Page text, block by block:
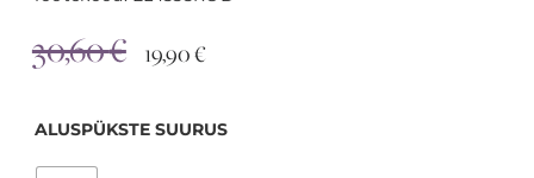
30,60€ 19,90€
ALUSPÜKSTE SUURUS